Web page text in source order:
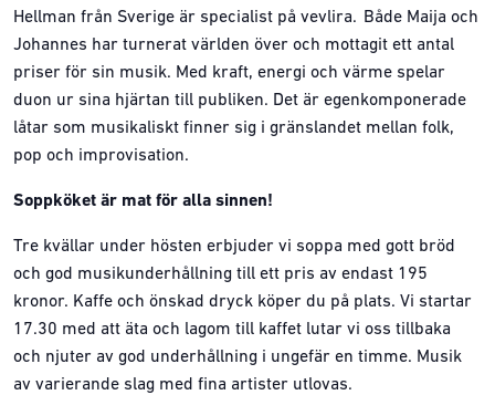
Hellman från Sverige är specialist på vevlira. Både Maija och
Johannes har turnerat världen över och mottagit ett antal
priser för sin musik. Med kraft, energi och värme spelar
duon ur sina hjärtan till publiken. Det är egenkomponerade
låtar som musikaliskt finner sig i gränslandet mellan folk,
pop och improvisation.
Soppköket är mat för alla sinnen!
Tre kvällar under hösten erbjuder vi soppa med gott bröd
och god musikunderhållning till ett pris av endast 195
kronor. Kaffe och önskad dryck köper du på plats. Vi startar
17.30 med att äta och lagom till kaffet lutar vi oss tillbaka
och njuter av god underhållning i ungefär en timme. Musik
av varierande slag med fina artister utlovas.